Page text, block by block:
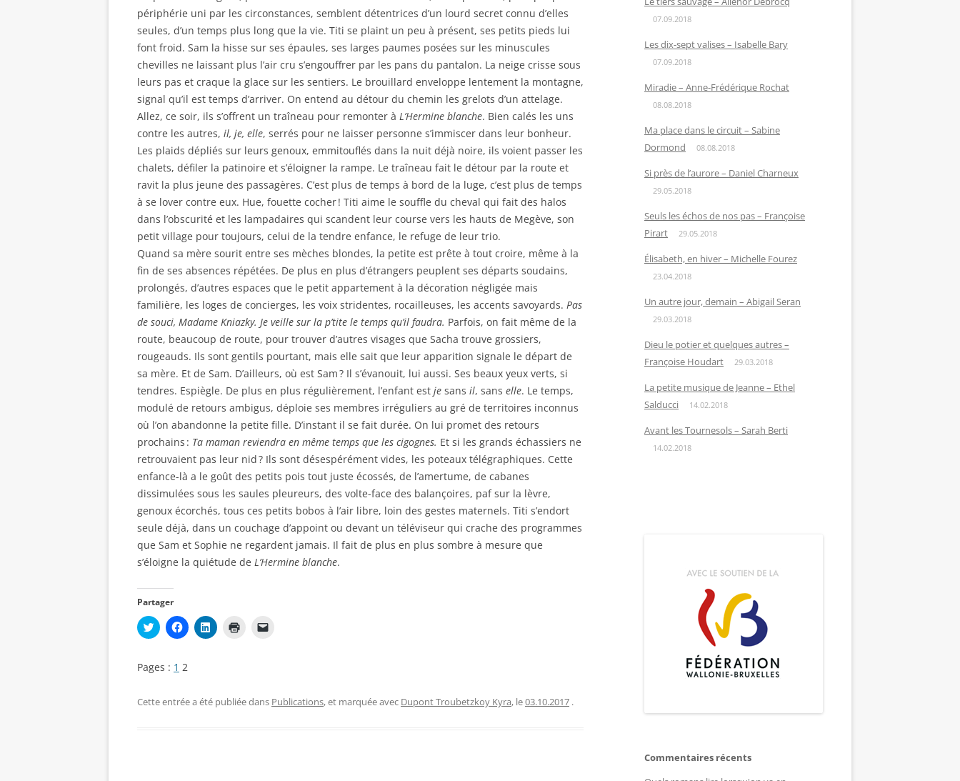
périphérie uni par les circonstances, semblent détentrices d’un lourd secret connu d’elles
seules, d’un temps plus long que la vie. Titi se plaint un peu à présent, ses petits pieds lui
font froid. Sam la hisse sur ses épaules, ses larges paumes posées sur les minuscules
chevilles ne laissant plus l’air cru s’engouffrer par les pans du pantalon. La neige crisse sous
leurs pas et craque la glace sur les sentiers. Le brouillard enveloppe lentement la montagne,
signal qu’il est temps d’arriver. On entend au détour du chemin les grelots d’un attelage.
Allez, ce soir, ils s’offrent un traîneau pour remonter à L’Hermine blanche. Bien calés les uns
contre les autres, il, je, elle, serrés pour ne laisser personne s’immiscer dans leur bonheur.
Les plaids dépliés sur leurs genoux, emmitouflés dans la nuit déjà noire, ils voient passer les
chalets, défiler la patinoire et s’éloigner la rampe. Le traîneau fait le détour par la route et
ravit la plus jeune des passagères. C’est plus de temps à bord de la luge, c’est plus de temps
à se lover contre eux. Hue, fouette cocher ! Titi aime le souffle du cheval qui fait des halos
dans l’obscurité et les lampadaires qui scandent leur course vers les hauts de Megève, son
petit village pour toujours, celui de la tendre enfance, le refuge de leur trio.
Quand sa mère sourit entre ses mèches blondes, la petite est prête à tout croire, même à la
fin de ses absences répétées. De plus en plus d’étrangers peuplent ses départs soudains,
prolongés, d’autres espaces que le petit appartement à la décoration négligée mais
familière, les loges de concierges, les voix stridentes, rocailleuses, les accents savoyards. Pas
de souci, Madame Kniazky. Je veille sur la p’tite le temps qu’il faudra. Parfois, on fait même de la
route, beaucoup de route, pour trouver d’autres visages que Sacha trouve grossiers,
rougeauds. Ils sont gentils pourtant, mais elle sait que leur apparition signale le départ de
sa mère. Et de Sam. D’ailleurs, où est Sam ? Il s’évanouit, lui aussi. Ses beaux yeux verts, si
tendres. Espiègle. De plus en plus régulièrement, l’enfant est je sans il, sans elle. Le temps,
modulé de retours ambigus, déploie ses membres irréguliers au gré de territoires inconnus
où l’on abandonne la petite fille. D’instant il se fait durée. On lui promet des retours
prochains : Ta maman reviendra en même temps que les cigognes. Et si les grands échassiers ne
retrouvaient pas leur nid ? Ils sont désespérément vides, les poteaux télégraphiques. Cette
enfance-là a le goût des petits pois tout juste écossés, de l’amertume, de cabanes
dissimulées sous les saules pleureurs, des volte-face des balançoires, paf sur la lèvre,
genoux écorchés, tous ces petits bobos à l’air libre, loin des gestes maternels. Titi s’endort
seule déjà, dans un couchage d’appoint ou devant un téléviseur qui crache des programmes
que Sam et Sophie ne regardent jamais. Il fait de plus en plus sombre à mesure que
s’éloigne la quiétude de L’Hermine blanche.
Partager
C
l
u
e
o
u
C
l
u
e
o
u
C
l
o
u
o
u
o
u
Pages : 1 2
Cette entrée a été publiée dans Publications, et marquée avec Dupont Troubetzkoy Kyra, le03.10.2017 .
07.09.2018
Les dix-sept valises – Isabelle Bary
07.09.2018
Miradie – Anne-Frédérique Rochat
08.08.2018
Ma place dans le circuit – Sabine
Dormond
08.08.2018
Si près de l’aurore – Daniel Charneux
29.05.2018
Seuls les échos de nos pas – Françoise
Pirart
29.05.2018
Élisabeth, en hiver – Michelle Fourez
23.04.2018
Un autre jour, demain – Abigail Seran
29.03.2018
Dieu le potier et quelques autres –
Françoise Houdart
29.03.2018
La petite musique de Jeanne – Ethel
Salducci
14.02.2018
Avant les Tournesols – Sarah Berti
14.02.2018
Commentaires récents